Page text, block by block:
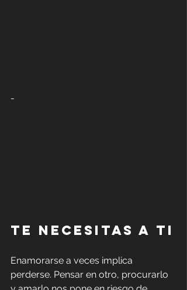
-
Te necesitas a ti
Enamorarse a veces implica
perderse. Pensar en otro, procurarlo